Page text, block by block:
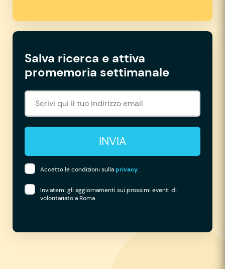
Salva ricerca e attiva
promemoria settimanale
INVIA
Accetto le condizioni sullaprivacy.
Inviatemi gli aggiornamenti sui prossimi eventi di
volontariato a Roma